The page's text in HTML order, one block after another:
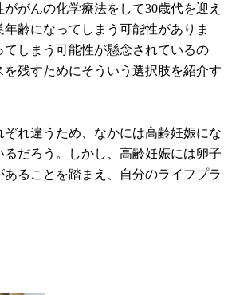
ががんの化学療法をして30歳代を迎え
齢になってしまう可能性がありま
しまう可能性が懸念されているの
残すためにそういう選択肢を紹介す
れ違うため、なかには高齢妊娠にな
るだろう。しかし、高齢妊娠には卵子
ることを踏まえ、自分のライフプラ